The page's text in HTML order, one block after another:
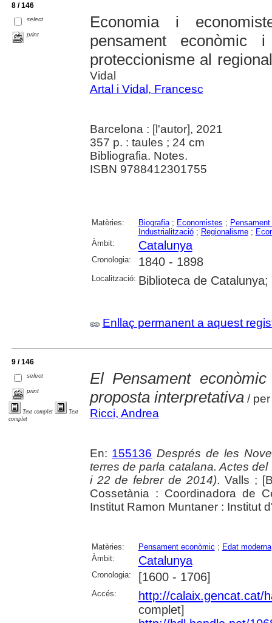
8 / 146
select
print
Economia i
pensament
proteccionisme al
Vidal
Artal i Vidal, Francesc
Barcelona : [l'autor], 2021
357 p. : taules ; 24 cm
Bibliografia. Notes.
ISBN 9788412301755
Matèries: Biografia; Economistes ;
Industrialització; Regionalisme;
Àmbit:
Catalunya
Cronologia: 1840 - 1898
Localització: Biblioteca de
Enllaç permanent a aquest
9 / 146
select
print
Text complet
Text
complet
El Pensament
proposta interpretativa/ per
Ricci, Andrea
En: 155136 Després de les
terres de parla catalana. Actes
i 22 de febrer de 2014). Valls ;
Cossetània : Coordinadora de
Institut Ramon Muntaner : Institut
Matèries: Pensament econòmic ; Edat moderna
Àmbit:
Catalunya
Cronologia: [1600 - 1706]
Accés:
http://calaix.gencat.cat/
complet]